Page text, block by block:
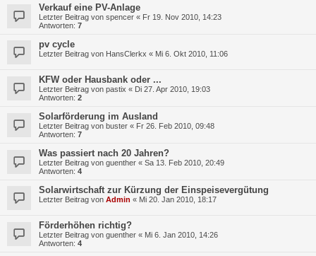
Verkauf eine PV-Anlage
Letzter Beitrag von spencer « Fr 19. Nov 2010, 14:23
Antworten: 7
pv cycle
Letzter Beitrag von HansClerkx « Mi 6. Okt 2010, 11:06
KFW oder Hausbank oder ...
Letzter Beitrag von pastix « Di 27. Apr 2010, 19:03
Antworten: 2
Solarförderung im Ausland
Letzter Beitrag von buster « Fr 26. Feb 2010, 09:48
Antworten: 7
Was passiert nach 20 Jahren?
Letzter Beitrag von guenther « Sa 13. Feb 2010, 20:49
Antworten: 4
Solarwirtschaft zur Kürzung der Einspeisevergütung
Letzter Beitrag von Admin « Mi 20. Jan 2010, 18:17
Förderhöhen richtig?
Letzter Beitrag von guenther « Mi 6. Jan 2010, 14:26
Antworten: 4